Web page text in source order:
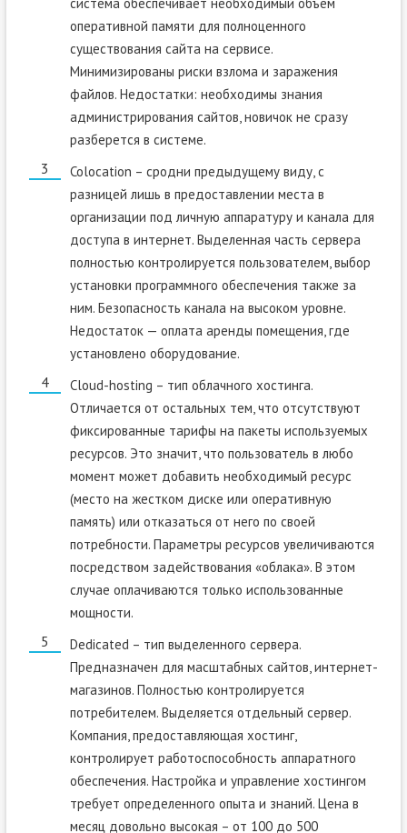
оперативной памяти для полноценного
существования сайта на сервисе.
Минимизированы риски взлома и заражения
файлов. Недостатки: необходимы знания
администрирования сайтов, новичок не сразу
разберется в системе.
Colocation – сродни предыдущему виду, с
разницей лишь в предоставлении места в
организации под личную аппаратуру и канала для
доступа в интернет. Выделенная часть сервера
полностью контролируется пользователем, выбор
установки программного обеспечения также за
ним. Безопасность канала на высоком уровне.
Недостаток — оплата аренды помещения, где
установлено оборудование.
Cloud-hosting – тип облачного хостинга.
Отличается от остальных тем, что отсутствуют
фиксированные тарифы на пакеты используемых
ресурсов. Это значит, что пользователь в любо
момент может добавить необходимый ресурс
(место на жестком диске или оперативную
память) или отказаться от него по своей
потребности. Параметры ресурсов увеличиваются
посредством задействования «облака». В этом
случае оплачиваются только использованные
мощности.
Dedicated – тип выделенного сервера.
Предназначен для масштабных сайтов, интернет-
магазинов. Полностью контролируется
потребителем. Выделяется отдельный сервер.
Компания, предоставляющая хостинг,
контролирует работоспособность аппаратного
обеспечения. Настройка и управление хостингом
требует определенного опыта и знаний. Цена в
месяц довольно высокая – от 100 до 500